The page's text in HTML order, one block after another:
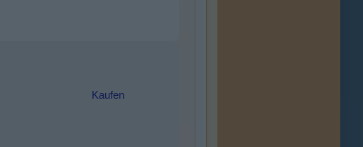
Kaufen